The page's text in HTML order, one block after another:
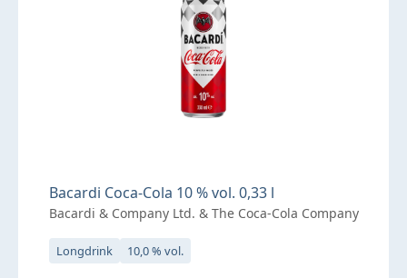
Bacardi Coca-Cola 10 % vol. 0,33 l
Bacardi & Company Ltd. & The Coca-Cola Company
Longdrink 10,0 % vol.